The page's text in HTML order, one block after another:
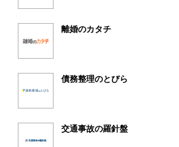
離婚のカタチ
債務整理のとびら
交通事故の羅針盤